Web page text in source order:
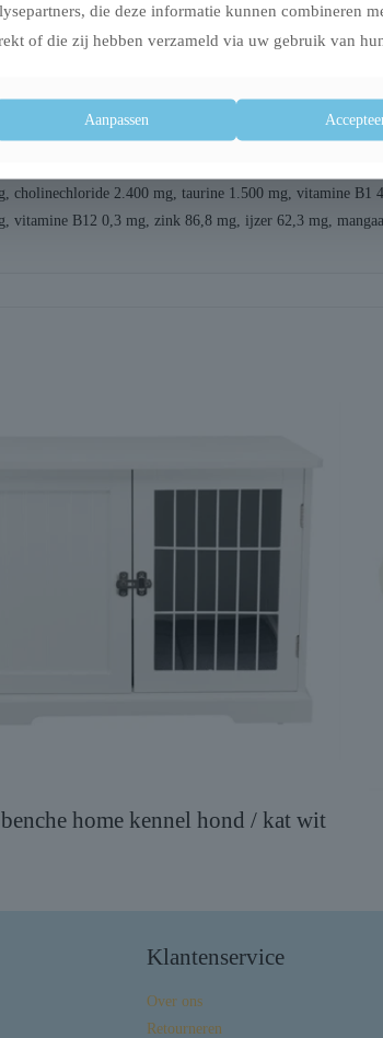
rundvet (12%), eendeneiwit (10%), gehydrolyseerd
erwtenmeel, gedroogde duindoorn (0,2%),
(0,1%), gehydrolyseerde schaaldierenschalen (bron
(bron van mannan-oligosacchariden, 0,013%),
7,2%, ruwe celstof 3,0%, calcium 1,6%, fosfor 1,2%,
cholinechloride 2.400 mg, taurine 1.500 mg, vitamine
vitamine B12 0,3 mg, zink 86,8 mg, ijzer 62,3 mg,
home kennel hond / kat wit
Klantenservice
Over ons
Retourneren
die deze informatie kunnen combineren
of die zij hebben verzameld via uw gebruik van
Aanpassen